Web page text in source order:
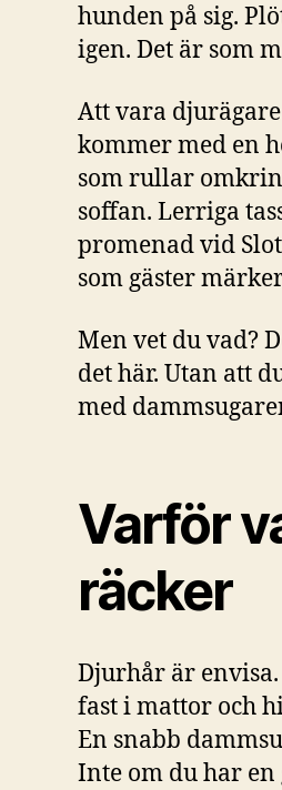
hunden på sig.
igen. Det är som
Att vara
kommer med en
som rullar
soffan. Lerriga
promenad vid
som gäster
Men vet du vad?
det här. Utan att
med
Varför
räcker
Djurhår är
fast i mattor och
En snabb
Inte om du har